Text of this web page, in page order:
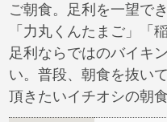
ご朝食。足利を一望で
「力丸くんたまご」「
足利ならではのバイキ
い。普段、朝食を抜い
頂きたいイチオシの朝食